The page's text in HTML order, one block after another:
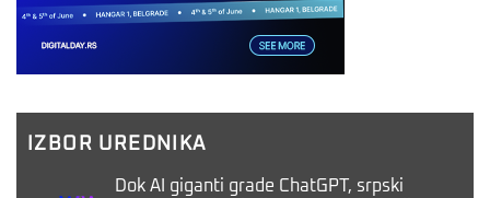
IZBOR UREDNIKA
Dok AI giganti grade ChatGPT, srpski